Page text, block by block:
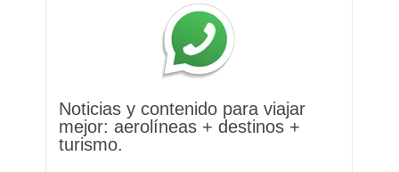
Noticias y contenido para viajar
mejor: aerolíneas + destinos +
turismo.